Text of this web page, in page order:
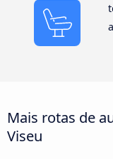
Mais rotas de
Viseu